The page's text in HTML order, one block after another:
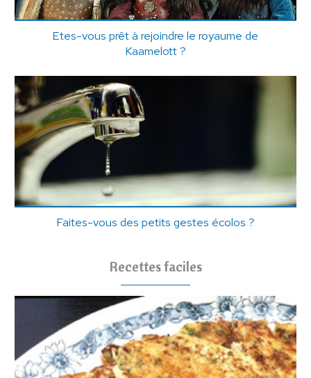
Etes-vous prêt à rejoindre le royaume de
Kaamelott ?
Faites-vous des petits gestes écolos ?
Recettes faciles